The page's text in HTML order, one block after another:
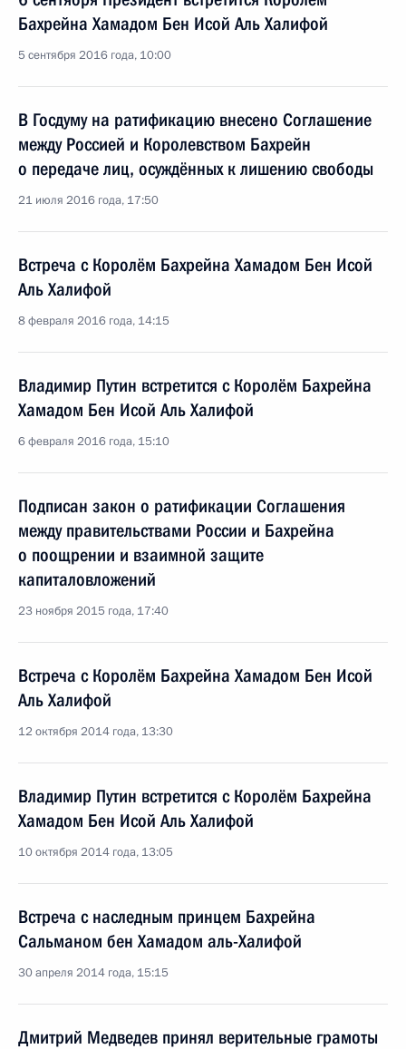
Бахрейна Хамадом Бен Исой Аль Халифой
5 сентября 2016 года, 10:00
В Госдуму на ратификацию внесено Соглашение
между Россией и Королевством Бахрейн
о передаче лиц, осуждённых к лишению свободы
21 июля 2016 года, 17:50
Встреча с Королём Бахрейна Хамадом Бен Исой
Аль Халифой
8 февраля 2016 года, 14:15
Владимир Путин встретится с Королём Бахрейна
Хамадом Бен Исой Аль Халифой
6 февраля 2016 года, 15:10
Подписан закон о ратификации Соглашения
между правительствами России и Бахрейна
о поощрении и взаимной защите
капиталовложений
23 ноября 2015 года, 17:40
Встреча с Королём Бахрейна Хамадом Бен Исой
Аль Халифой
12 октября 2014 года, 13:30
Владимир Путин встретится с Королём Бахрейна
Хамадом Бен Исой Аль Халифой
10 октября 2014 года, 13:05
Встреча с наследным принцем Бахрейна
Сальманом бен Хамадом аль-Халифой
30 апреля 2014 года, 15:15
Дмитрий Медведев принял верительные грамоты